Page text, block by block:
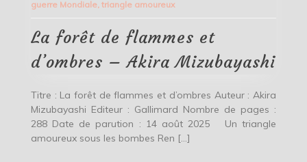
Akira
Mizubayashi
guerre Mondiale, triangle amoureux
La forêt de flammes et
d’ombres – Akira Mizubayashi
Titre : La forêt de flammes et d’ombres Auteur : Akira
Mizubayashi Editeur : Gallimard Nombre de pages :
288 Date de parution : 14 août 2025 Un triangle
amoureux sous les bombes Ren […]